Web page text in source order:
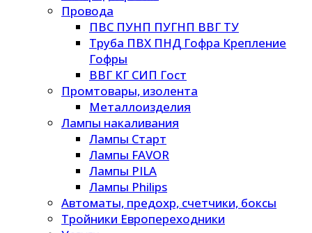
Провода
ПВС ПУНП ПУГНП ВВГ ТУ
Труба ПВХ ПНД Гофра Крепление
Гофры
ВВГ КГ СИП Гост
Промтовары, изолента
Металлоизделия
Лампы накаливания
Лампы Старт
Лампы FAVOR
Лампы PILA
Лампы Philips
Автоматы, предохр, счетчики, боксы
Тройники Европереходники